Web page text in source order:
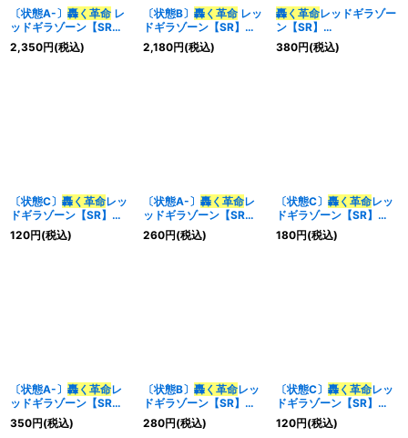
〔状態A-〕 轟く革命 レ
ッドギラゾーン【SR】
{P15/Y21}《多》
2,350円(税込)
〔状態B〕 轟く革命レッ
ドギラゾーン【SR】
{P15/Y21}《多》
2,180円(税込)
轟く革命レッドギラゾー
ン【SR】
{EX12S20/S20}《多》
380円(税込)
〔状態C〕 轟く革命レッ
ドギラゾーン【SR】
{22BD37/14}《多》
120円(税込)
〔状態A-〕 轟く革命レ
ッドギラゾーン【SR】
{RP21TR6/TR10}
《多》
260円(税込)
〔状態C〕 轟く革命レッ
ドギラゾーン【SR】
{EX12S20/S20}《多》
180円(税込)
〔状態A-〕 轟く革命レ
ッドギラゾーン【SR】
{EX12S20/S20}《多》
350円(税込)
〔状態B〕 轟く革命レッ
ドギラゾーン【SR】
{EX12S20/S20}《多》
280円(税込)
〔状態C〕 轟く革命レッ
ドギラゾーン【SR】
{RP21TR6/TR10}
《多》
120円(税込)